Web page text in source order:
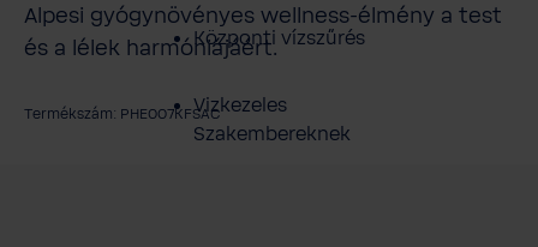
Központi vízszűrés
Vizkezeles
Szakembereknek
Alpesi gyógynövényes wellness-élmény a test
és a lélek harmóniájáért.
Termékszám: PHE007KFSAC